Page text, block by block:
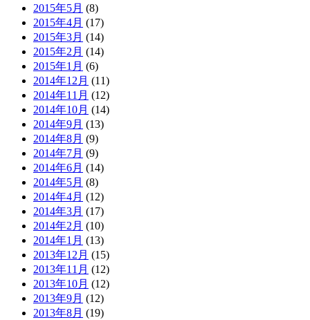
2015年5月 (8)
2015年4月 (17)
2015年3月 (14)
2015年2月 (14)
2015年1月 (6)
2014年12月 (11)
2014年11月 (12)
2014年10月 (14)
2014年9月 (13)
2014年8月 (9)
2014年7月 (9)
2014年6月 (14)
2014年5月 (8)
2014年4月 (12)
2014年3月 (17)
2014年2月 (10)
2014年1月 (13)
2013年12月 (15)
2013年11月 (12)
2013年10月 (12)
2013年9月 (12)
2013年8月 (19)